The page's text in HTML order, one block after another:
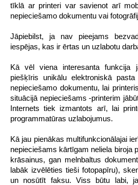
tīklā ar printeri var savienot arī
nepieciešamo dokumentu vai
Jāpiebilst, ja nav pieejams
iespējas, kas ir ērtas un uzlabotu
Kā vēl viena interesanta funkcija
piešķīris unikālu elektroniskā
nepieciešamo dokumentu, lai
situācijā nepieciešams -printerim
Internets tiek izmantots arī, lai
programmatūras uzlabojumus.
Kā jau pienākas multifunkcionālajai
nepieciešams kārtīgam neliela biroja
krāsainus, gan melnbaltus
labāk izvēlēties tieši fotopapīru),
un nosūtīt faksu. Viss būtu labi,